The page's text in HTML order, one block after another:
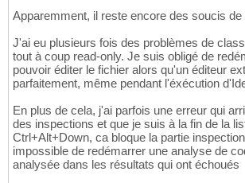
Apparemment, il reste encore des soucis de
J'ai eu plusieurs fois des problèmes de
tout à coup read-only. Je suis obligé de
pouvoir éditer le fichier alors qu'un éditeur
parfaitement, même pendant l'éxécution
En plus de cela, j'ai parfois une erreur qui
des inspections et que je suis à la fin de la
Ctrl+Alt+Down, ca bloque la partie
impossible de redémarrer une analyse de
analysée dans les résultats qui ont échoués